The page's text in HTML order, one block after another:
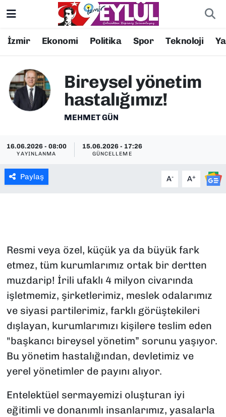
İzmir Ekonomi Politika Spor Teknoloji
Bireysel yönetim
hastalığımız!
MEHMET GÜN
16.06.2026 - 08:00
YAYINLANMA
15.06.2026 - 17:26
GÜNCELLEME
Paylaş A- A+
Resmi veya özel, küçük ya da büyük fark
etmez, tüm kurumlarımız ortak bir dertten
muzdarip! İrili ufaklı 4 milyon civarında
işletmemiz, şirketlerimiz, meslek odalarımız
ve siyasi partilerimiz, farklı görüştekileri
dışlayan, kurumlarımızı kişilere teslim eden
"başkancı bireysel yönetim” sorunu yaşıyor.
Bu yönetim hastalığından, devletimiz ve
yerel yönetimler de payını alıyor.
Entelektüel sermayemizi oluşturan iyi
eğitimli ve donanımlı insanlarımız, yasalarla
Resmi İlanlar
DÜNYA
EKONOMİ
KÜLTÜR SANAT
SAĞLIK
SPOR
TEKNOLOJİ
YAŞAM
YEREL YÖNETİMLER
Konak Nöbetçi Eczaneler
Konak Trafik Yoğunluk Haritası
Süper Lig Puan Durumu ve Fikstür
Tüm Manşetler
Son Dakika Haberleri